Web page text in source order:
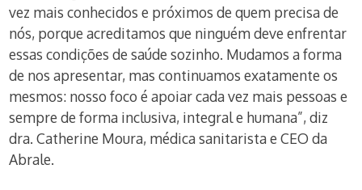
vez mais conhecidos e próximos de quem precisa de
nós, porque acreditamos que ninguém deve enfrentar
essas condições de saúde sozinho. Mudamos a forma
de nos apresentar, mas continuamos exatamente os
mesmos: nosso foco é apoiar cada vez mais pessoas e
sempre de forma inclusiva, integral e humana”, diz
dra. Catherine Moura, médica sanitarista e CEO da
Abrale.